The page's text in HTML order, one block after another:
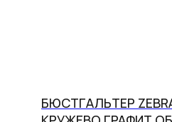
БЮСТГАЛЬТЕР